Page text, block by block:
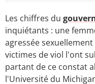
Les chiffres du
inquiétants : une
agressée
victimes de viol l'ont
partant de ce constat
l'Université du